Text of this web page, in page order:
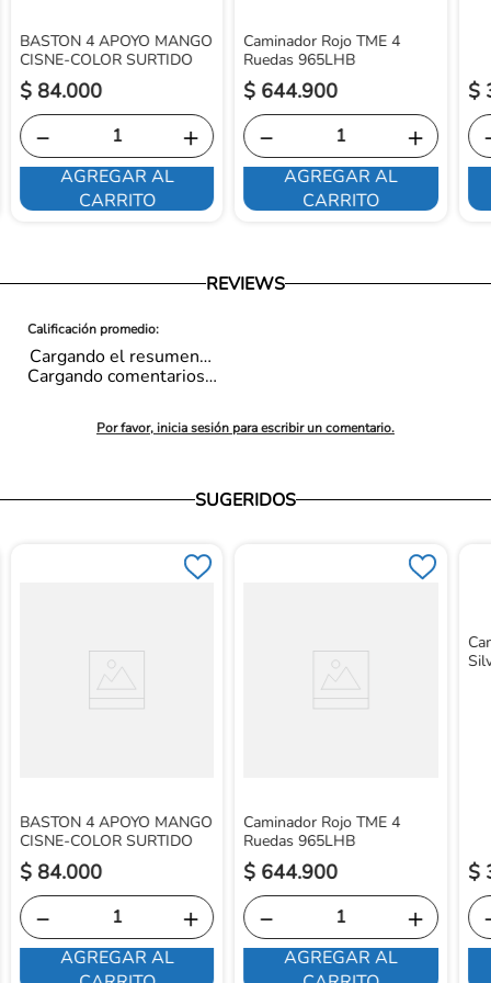
BASTON 4 APOYO MANGO
CISNE-COLOR SURTIDO
$ 84.000
＋
－
AGREGAR AL
CARRITO
Caminador Rojo TME 4
Ruedas 965LHB
$ 644.900
＋
－
AGREGAR AL
CARRITO
$
REVIEWS
Cargando el resumen…
Por favor, inicia sesión para escribir un comentario.
Cargando comentarios…
SUGERIDOS
BASTON 4 APOYO MANGO
CISNE-COLOR SURTIDO
$ 84.000
＋
－
AGREGAR AL
Caminador Rojo TME 4
Ruedas 965LHB
$ 644.900
＋
－
AGREGAR AL
$